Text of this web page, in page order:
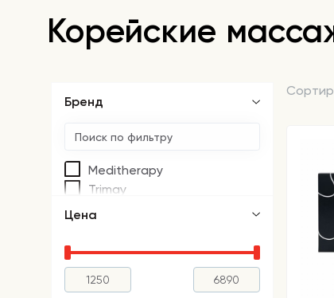
Корейские
Бренд
Meditherapy
Trimay
Цена